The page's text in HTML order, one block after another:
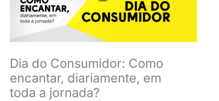
Dia do Consumidor: Como
encantar, diariamente, em
toda a jornada?